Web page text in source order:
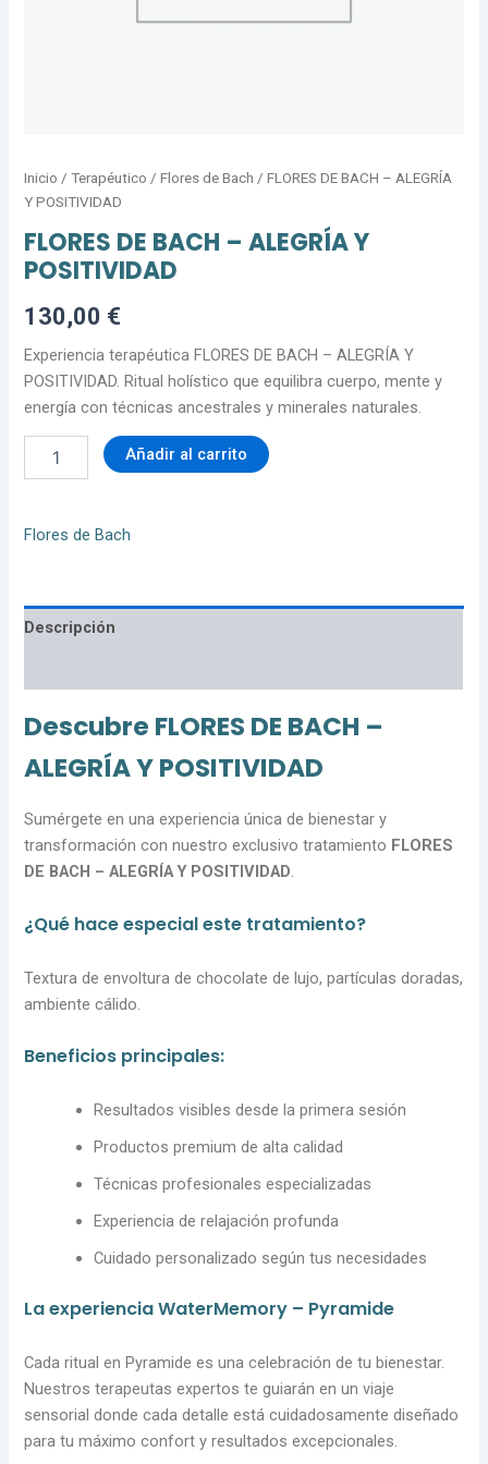
Inicio /Terapéutico /Flores de Bach / FLORES DE BACH – ALEGRÍA
Y POSITIVIDAD
FLORES DE BACH – ALEGRÍA Y
POSITIVIDAD
130,00 €
Experiencia terapéutica FLORES DE BACH – ALEGRÍA Y
POSITIVIDAD. Ritual holístico que equilibra cuerpo, mente y
energía con técnicas ancestrales y minerales naturales.
Añadir al carrito
Flores de Bach
Descripción
Descubre FLORES DE BACH –
ALEGRÍA Y POSITIVIDAD
Sumérgete en una experiencia única de bienestar y
transformación con nuestro exclusivo tratamiento FLORES
DE BACH – ALEGRÍA Y POSITIVIDAD.
¿Qué hace especial este tratamiento?
Textura de envoltura de chocolate de lujo, partículas doradas,
ambiente cálido.
Beneficios principales:
Resultados visibles desde la primera sesión
Productos premium de alta calidad
Técnicas profesionales especializadas
Experiencia de relajación profunda
Cuidado personalizado según tus necesidades
La experiencia WaterMemory – Pyramide
Cada ritual en Pyramide es una celebración de tu bienestar.
Nuestros terapeutas expertos te guiarán en un viaje
sensorial donde cada detalle está cuidadosamente diseñado
para tu máximo confort y resultados excepcionales.